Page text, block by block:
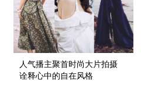
人气播主聚首时尚大片拍摄
诠释心中的自在风格